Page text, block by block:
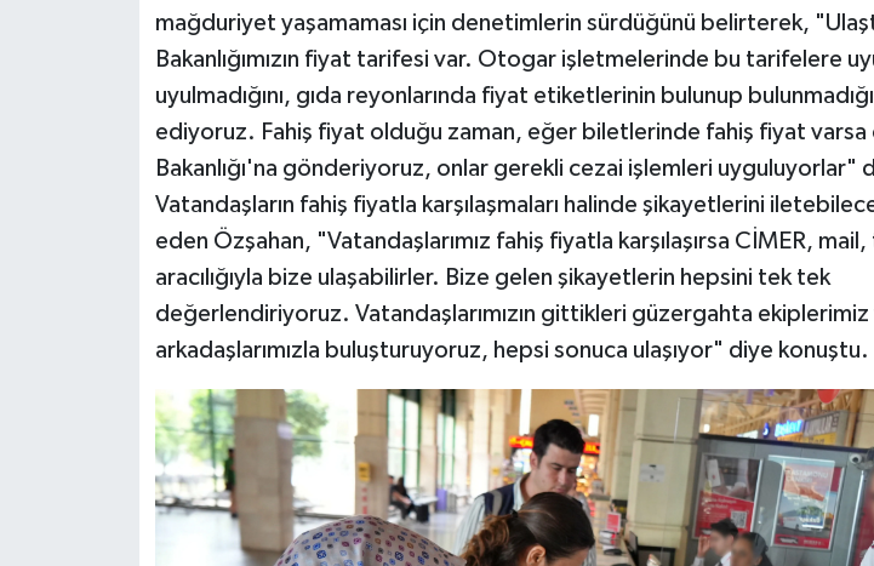
mağduriyet yaşamaması için denetimlerin sürdüğünü belirterek,
Bakanlığımızın fiyat tarifesi var. Otogar işletmelerinde bu tarifelere
uyulmadığını, gıda reyonlarında fiyat etiketlerinin bulunup
ediyoruz. Fahiş fiyat olduğu zaman, eğer biletlerinde fahiş fiyat varsa
Bakanlığı'na gönderiyoruz, onlar gerekli cezai işlemleri uyguluyorlar"
Vatandaşların fahiş fiyatla karşılaşmaları halinde şikayetlerini
eden Özşahan, "Vatandaşlarımız fahiş fiyatla karşılaşırsa CİMER,
aracılığıyla bize ulaşabilirler. Bize gelen şikayetlerin hepsini tek tek
değerlendiriyoruz. Vatandaşlarımızın gittikleri güzergahta ekiplerimiz
arkadaşlarımızla buluşturuyoruz, hepsi sonuca ulaşıyor" diye konuştu.